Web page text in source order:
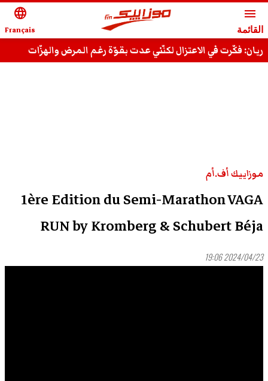
menu
القائمة
language
Français
ريان: فكّرت في الاعتزال لكنّني عدت بقوّة رغم المرض والهزّات
موزاييك أف.أم
1ère Edition du Semi-Marathon VAGA
RUN by Kromberg & Schubert Béja
2024/04/23 19:06